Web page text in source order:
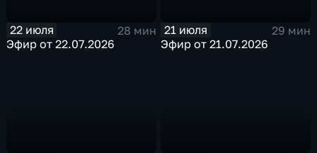
22 июля
28 мин
Эфир от 22.07.2026
21 июля
29 мин
Эфир от 21.07.2026